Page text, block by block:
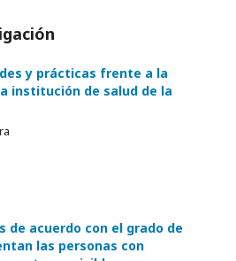
y prácticas frente a la
institución de salud de la
de acuerdo con el grado de
las personas con